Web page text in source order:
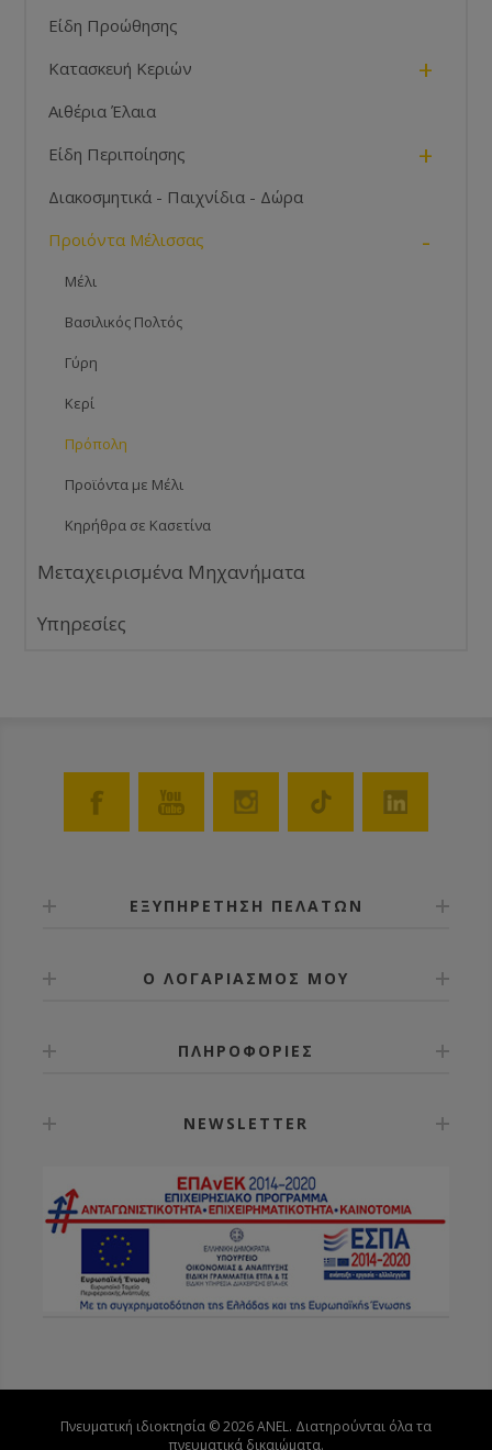
Είδη Προώθησης
Κατασκευή Κεριών
+
Αιθέρια Έλαια
Είδη Περιποίησης
+
Διακοσμητικά - Παιχνίδια - Δώρα
Προιόντα Μέλισσας
-
Μέλι
Βασιλικός Πολτός
Γύρη
Κερί
Πρόπολη
Προϊόντα με Μέλι
Κηρήθρα σε Κασετίνα
Μεταχειρισμένα Μηχανήματα
Υπηρεσίες
ΕΞΥΠΗΡΕΤΗΣΗ ΠΕΛΑΤΩΝ
Ο ΛΟΓΑΡΙΑΣΜΟΣ ΜΟΥ
ΠΛΗΡΟΦΟΡΙΕΣ
NEWSLETTER
Πνευματική ιδιοκτησία © 2026 ANEL. Διατηρούνται όλα τα
πνευματικά δικαιώματα.